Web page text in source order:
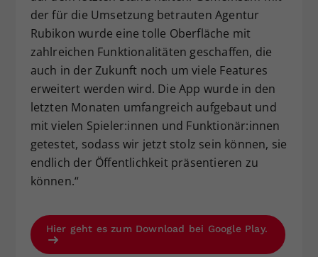
der für die Umsetzung betrauten Agentur
Rubikon wurde eine tolle Oberfläche mit
zahlreichen Funktionalitäten geschaffen, die
auch in der Zukunft noch um viele Features
erweitert werden wird. Die App wurde in den
letzten Monaten umfangreich aufgebaut und
mit vielen Spieler:innen und Funktionär:innen
getestet, sodass wir jetzt stolz sein können, sie
endlich der Öffentlichkeit präsentieren zu
können.“
Hier geht es zum Download bei Google Play.